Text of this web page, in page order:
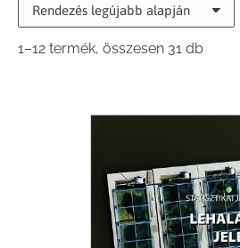
1–12 termék, összesen 31 dbSorted